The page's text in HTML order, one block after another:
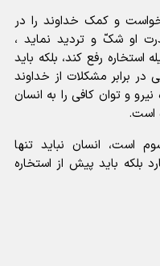
و کمک خداوند را در
او شکّ و تردید نماید ،
استخاره رفع کند، بلکه باید
برابر مشکلات از خداوند
و توان کافی را به انسان
است.
است، انسان نباید تنها
بلکه باید پیش از استخاره